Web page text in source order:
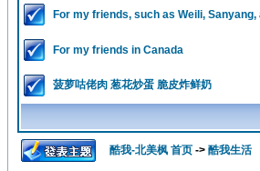
For my friends, such as Weili,
For my friends in Canada
菠萝咕佬肉 葱花炒蛋 脆皮炸鲜奶
酷我-北美枫 首页 -> 酷我生活